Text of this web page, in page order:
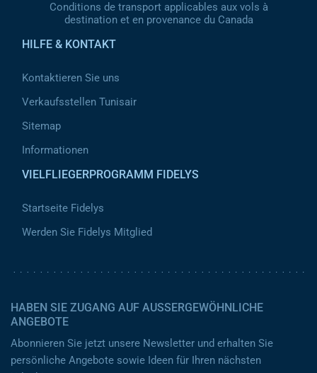
Conditions de transport applicables aux vols à
destination et en provenance du Canada
HILFE & KONTAKT
Kontaktieren Sie uns
Verkaufsstellen Tunisair
Sitemap
Informationen
VIELFLIEGERPROGRAMM FIDELYS
Startseite Fidelys
Werden Sie Fidelys Mitglied
HABEN SIE ZUGANG AUF AUSSERGEWÖHNLICHE A
NGEBOTE
Abonnieren Sie jetzt unsere Newsletter und erhalten Sie
persönliche Angebote sowie Ideen für Ihren nächsten